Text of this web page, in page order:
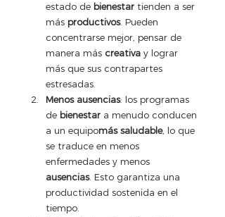
estado de bienestar tienden a ser
más productivos. Pueden
concentrarse mejor, pensar de
manera más creativa y lograr
más que sus contrapartes
estresadas.
Menos ausencias: los programas
de bienestar a menudo conducen
a un equipomás saludable, lo que
se traduce en menos
enfermedades y menos
ausencias. Esto garantiza una
productividad sostenida en el
tiempo.